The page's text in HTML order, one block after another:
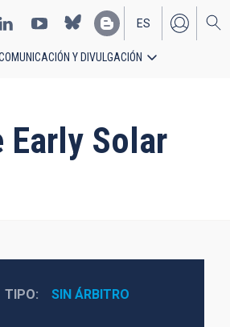
EN
ES
Y DIVULGACIÓN
Early Solar
TIPO SIN ÁRBITRO